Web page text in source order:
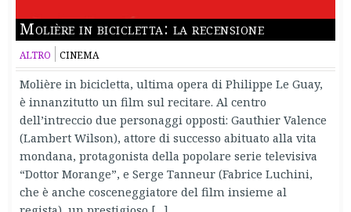
Molière in bicicletta: la recensione
ALTRO CINEMA
Molière in bicicletta, ultima opera di Philippe Le Guay,
è innanzitutto un film sul recitare. Al centro
dell’intreccio due personaggi opposti: Gauthier Valence
(Lambert Wilson), attore di successo abituato alla vita
mondana, protagonista della popolare serie televisiva
“Dottor Morange”, e Serge Tanneur (Fabrice Luchini,
che è anche cosceneggiatore del film insieme al